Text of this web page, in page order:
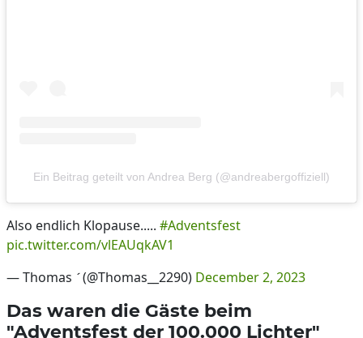
Ein Beitrag geteilt von Andrea Berg (@andreabergoffiziell)
Also endlich Klopause..... #Adventsfest
pic.twitter.com/vlEAUqkAV1
— Thomas  (@Thomas__2290) December 2, 2023
Das waren die Gäste beim
"Adventsfest der 100.000 Lichter"